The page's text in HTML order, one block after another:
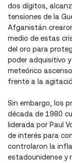
dos dígitos,
tensiones de la
Afganistán
medio de estas
del oro para
poder adquisitivo
meteórico
frente a la
Sin embargo, los
década de 1980
liderada por Paul
de interés para
controlaron la
estadounidense y